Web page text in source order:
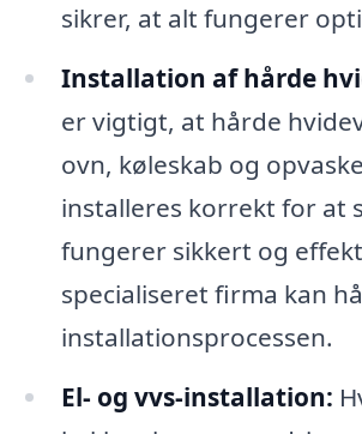
sikrer, at alt fungerer
Installation af hårde
er vigtigt, at hårde
ovn, køleskab og
installeres korrekt for at
fungerer sikkert og
specialiseret firma kan
installationsprocessen.
El- og vvs-installation: